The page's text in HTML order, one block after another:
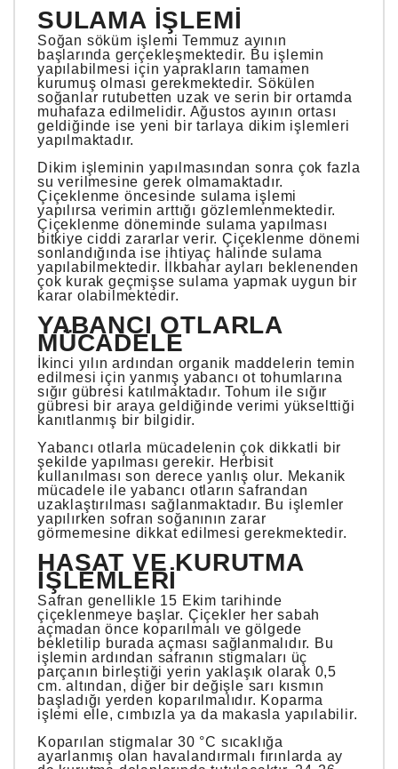
SULAMA İŞLEMI
Soğan söküm işlemi Temmuz ayının
başlarında gerçekleşmektedir. Bu işlemin
yapılabilmesi için yaprakların tamamen
kurumuş olması gerekmektedir. Sökülen
soğanlar rutubetten uzak ve serin bir ortamda
muhafaza edilmelidir. Ağustos ayının ortası
geldiğinde ise yeni bir tarlaya dikim işlemleri
yapılmaktadır.
Dikim işleminin yapılmasından sonra çok fazla
su verilmesine gerek olmamaktadır.
Çiçeklenme öncesinde sulama işlemi
yapılırsa verimin arttığı gözlemlenmektedir.
Çiçeklenme döneminde sulama yapılması
bitkiye ciddi zararlar verir. Çiçeklenme dönemi
sonlandığında ise ihtiyaç halinde sulama
yapılabilmektedir. İlkbahar ayları beklenenden
çok kurak geçmişse sulama yapmak uygun bir
karar olabilmektedir.
YABANCI OTLARLA
MÜCADELE
İkinci yılın ardından organik maddelerin temin
edilmesi için yanmış yabancı ot tohumlarına
sığır gübresi katılmaktadır. Tohum ile sığır
gübresi bir araya geldiğinde verimi yükselttiği
kanıtlanmış bir bilgidir.
Yabancı otlarla mücadelenin çok dikkatli bir
şekilde yapılması gerekir. Herbisit
kullanılması son derece yanlış olur. Mekanik
mücadele ile yabancı otların safrandan
uzaklaştırılması sağlanmaktadır. Bu işlemler
yapılırken sofran soğanının zarar
görmemesine dikkat edilmesi gerekmektedir.
HASAT VE KURUTMA
İŞLEMLERI
Safran genellikle 15 Ekim tarihinde
çiçeklenmeye başlar. Çiçekler her sabah
açmadan önce koparılmalı ve gölgede
bekletilip burada açması sağlanmalıdır. Bu
işlemin ardından safranın stigmaları üç
parçanın birleştiği yerin yaklaşık olarak 0,5
cm. altından, diğer bir değişle sarı kısmın
başladığı yerden koparılmalıdır. Koparma
işlemi elle, cımbızla ya da makasla yapılabilir.
Koparılan stigmalar 30 °C sıcaklığa
ayarlanmış olan havalandırmalı fırınlarda ay